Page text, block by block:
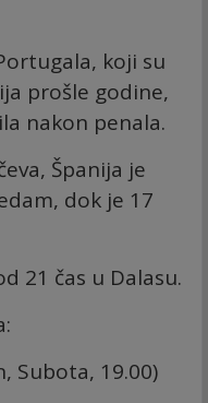
koji su
prošle godine,
nakon penala.
Španija je
dok je 17
21 čas u Dalasu.
Subota, 19.00)